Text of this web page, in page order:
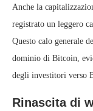
Anche la
registrato un leggero
Questo calo generale
dominio di Bitcoin,
degli investitori verso
Rinascita di